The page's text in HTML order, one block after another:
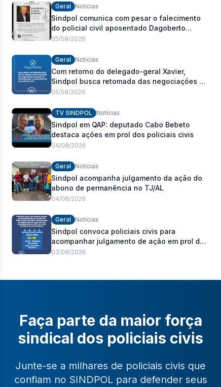
Geral Notícias
Sindpol comunica com pesar o falecimento
do policial civil aposentado Dagoberto
Carlos Romeiro
05/08/2026
Geral Notícias
Com retorno do delegado-geral Xavier,
Sindpol busca retomada das negociações da
pauta de reivindicações e fortalecimento dos
05/08/2026
TV SINDPOL Notícias
Sindpol em QAP: deputado Cabo Bebeto
destaca ações em prol dos policiais civis
04/08/2026
Geral Notícias
Sindpol acompanha julgamento da ação do
abono de permanência no TJ/AL
04/08/2026
Geral Notícias
Sindpol convoca policiais civis para
acompanhar julgamento de ação em prol do
pagamento de 100% do abono de
03/08/2026
Faça parte da maior força
sindical dos policiais civis
Junte-se a milhares de policiais civis que
confiam no SINDPOL para defender seus